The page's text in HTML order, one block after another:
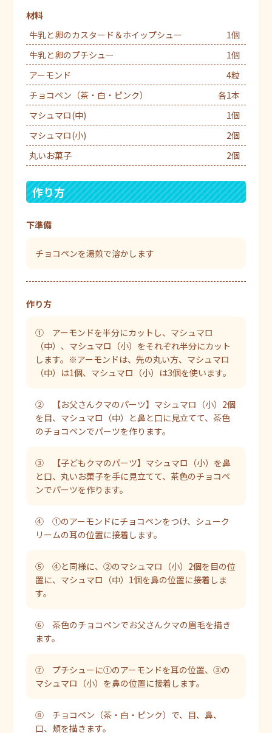
材料
牛乳と卵のカスタード＆ホイップシュー
1個
牛乳と卵のプチシュー
1個
アーモンド
4粒
チョコペン（茶・白・ピンク）
各1本
マシュマロ(中)
1個
マシュマロ(小)
2個
丸いお菓子
2個
作り方
下準備
チョコペンを湯煎で溶かします
作り方
① アーモンドを半分にカットし、マシュマロ
（中）、マシュマロ（小）をそれぞれ半分にカット
します。※アーモンドは、先の丸い方、マシュマロ
（中）は1個、マシュマロ（小）は3個を使います。
② 【お父さんクマのパーツ】マシュマロ（小）2個
を目、マシュマロ（中）と鼻と口に見立てて、茶色
のチョコペンでパーツを作ります。
③ 【子どもクマのパーツ】マシュマロ（小）を鼻
と口、丸いお菓子を手に見立てて、茶色のチョコペ
ンでパーツを作ります。
④ ①のアーモンドにチョコペンをつけ、シューク
リームの耳の位置に接着します。
⑤ ④と同様に、②のマシュマロ（小）2個を目の位
置に、マシュマロ（中）1個を鼻の位置に接着しま
す。
⑥ 茶色のチョコペンでお父さんクマの眉毛を描き
ます。
⑦ プチシューに①のアーモンドを耳の位置、③の
マシュマロ（小）を鼻の位置に接着します。
⑧ チョコペン（茶・白・ピンク）で、目、鼻、
口、頬を描きます。